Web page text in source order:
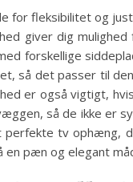
fleksibilitet og
giver dig
forskellige
det passer til
er også vigtigt,
så de ikke er
tv ophæng,
en pæn og elegant